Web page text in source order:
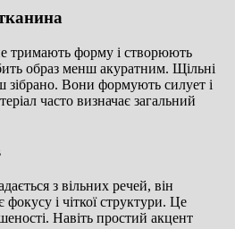
тримають форму і створюють
образ менш акуратним. Щільні
зібрано. Вони формують силует і
часто визначає загальний
з вільних речей, він
і чіткої структури. Це
Навіть простий акцент